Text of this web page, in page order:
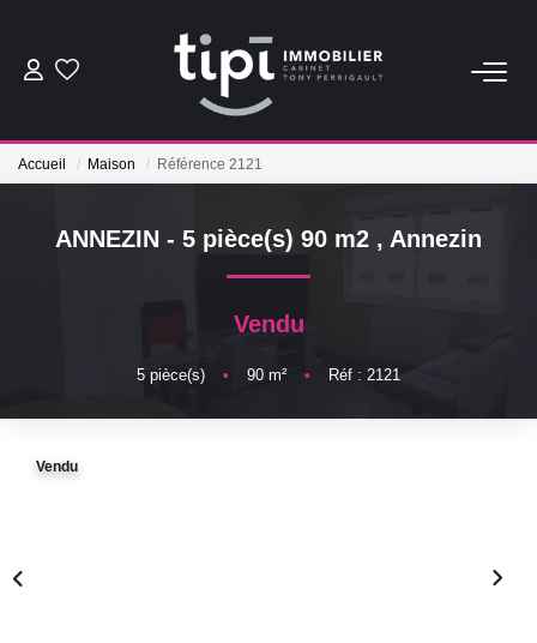
ACHETER
Nos Biens Locations
VENDRE
Accueil Maison Référence 2121
ANNEZIN - 5 pièce(s) 90 m2 , Annezin
Vendu
5 pièce(s) • 90 m² • Réf : 2121
Vendu